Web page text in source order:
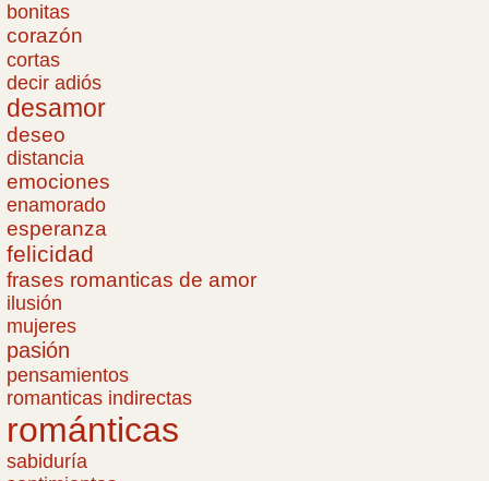
bonitas
corazón
cortas
decir adiós
desamor
deseo
distancia
emociones
enamorado
esperanza
felicidad
frases romanticas de amor
ilusión
mujeres
pasión
pensamientos
romanticas indirectas
románticas
sabiduría